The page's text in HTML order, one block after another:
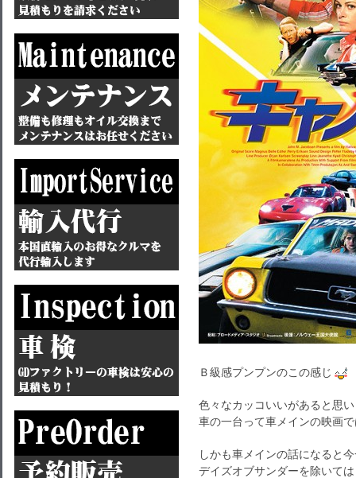
Ｂ級感プンプンのこの感じ
色々なカッコいいがあると思
車の一台って車メインの映画
しかも車メインの話になると
デイズオブサンダーを除いては